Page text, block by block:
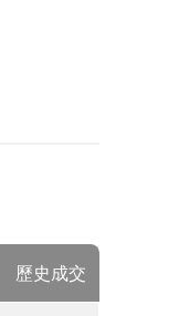
歷史成交